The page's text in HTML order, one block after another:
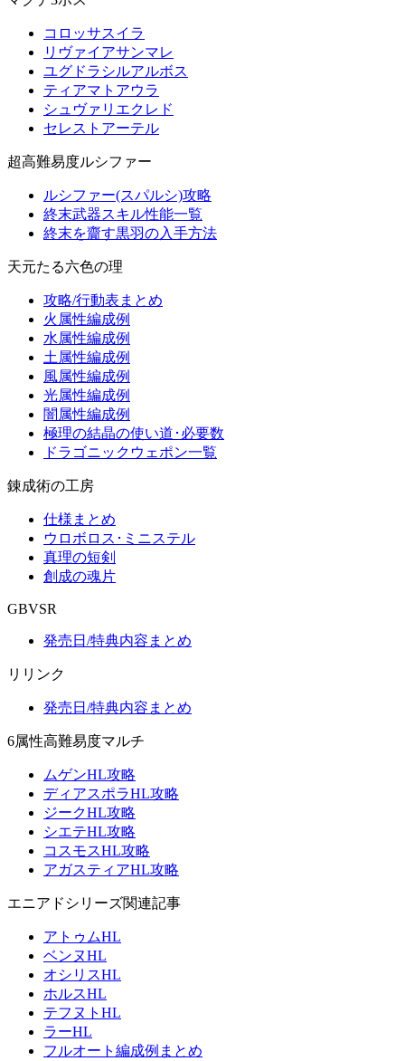
コロッサスイラ
リヴァイアサンマレ
ユグドラシルアルボス
ティアマトアウラ
シュヴァリエクレド
セレストアーテル
超高難易度ルシファー
ルシファー(スパルシ)攻略
終末武器スキル性能一覧
終末を齎す黒羽の入手方法
天元たる六色の理
攻略/行動表まとめ
火属性編成例
水属性編成例
土属性編成例
風属性編成例
光属性編成例
闇属性編成例
極理の結晶の使い道･必要数
ドラゴニックウェポン一覧
錬成術の工房
仕様まとめ
ウロボロス･ミニステル
真理の短剣
創成の魂片
GBVSR
発売日/特典内容まとめ
リリンク
発売日/特典内容まとめ
6属性高難易度マルチ
ムゲンHL攻略
ディアスポラHL攻略
ジークHL攻略
シエテHL攻略
コスモスHL攻略
アガスティアHL攻略
エニアドシリーズ関連記事
アトゥムHL
ベンヌHL
オシリスHL
ホルスHL
テフヌトHL
ラーHL
フルオート編成例まとめ